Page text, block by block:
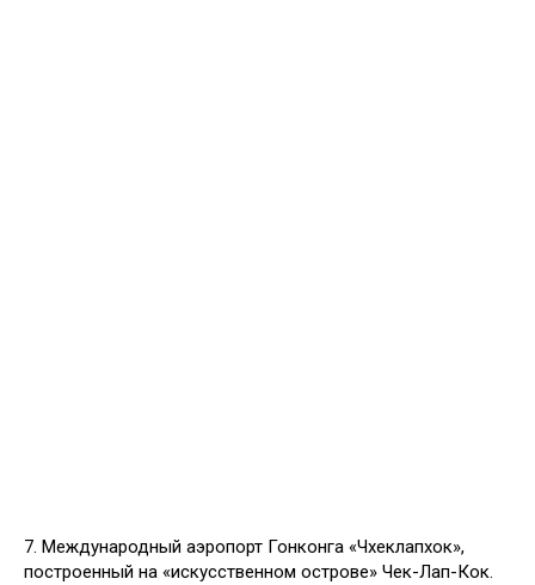
7. Международный аэропорт Гонконга «Чхеклапхок»,
построенный на «искусственном острове» Чек-Лап-Кок.